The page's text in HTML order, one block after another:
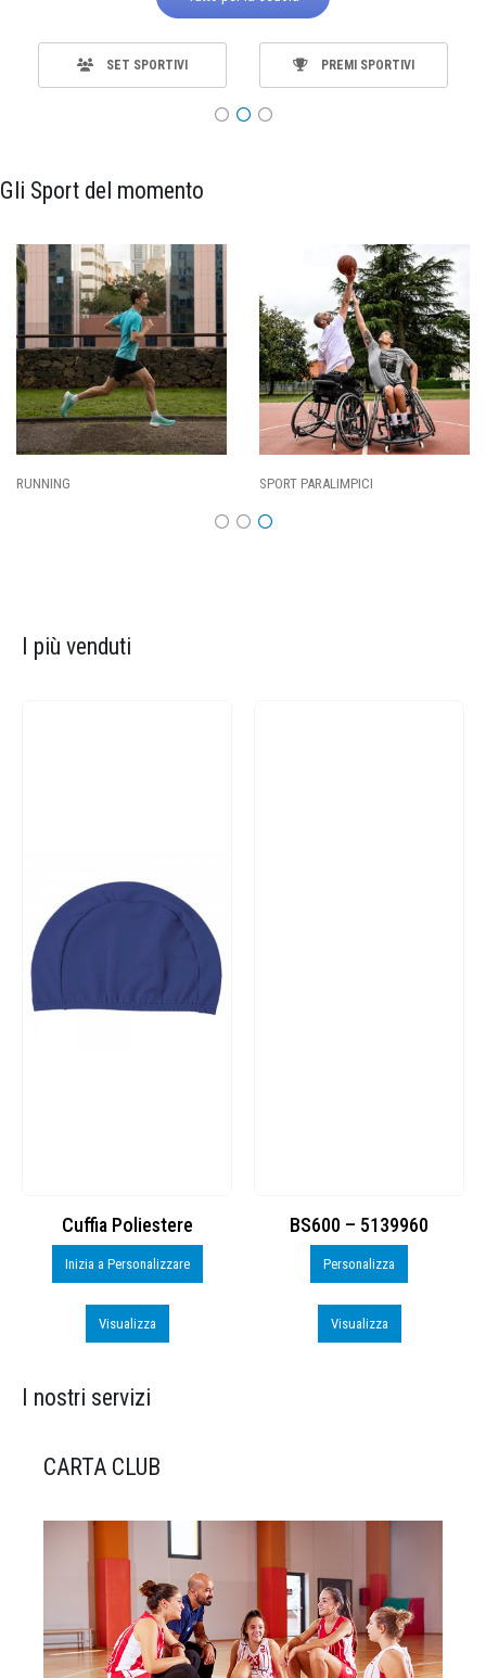
SET SPORTIVI PREMI SPORTIVI
Gli Sport del momento
SPORT PARALIMPICI CALCIO
I più venduti
Cuffia Poliestere
Inizia a Personalizzare
Visualizza
BS600 – 5139960
Personalizza
Visualizza
I nostri servizi
CARTA CLUB